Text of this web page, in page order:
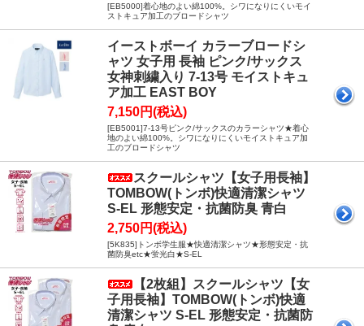
[EB5000]着心地のよい綿100%。シワになりにくいモイ
ストキュア加工のブロードシャツ
イーストボーイ カラーブロードシ
ャツ 女子用 長袖 ピンク/サックス
女神刺繍入り 7-13号 モイストキュ
ア加工 EAST BOY
7,150円(税込)
[EB5001]7-13号ピンク/サックスのカラーシャツ★着心
地のよい綿100%。シワになりにくいモイストキュア加
工のブロードシャツ
スクールシャツ【女子用長袖】
TOMBOW(トンボ)快適清潔シャツ
S-EL 形態安定・抗菌防臭 青白
2,750円(税込)
[5K835]トンボ学生服★快適清潔シャツ★形態安定・抗
菌防臭etc★蛍光白★S-EL
【2枚組】スクールシャツ【女
子用長袖】TOMBOW(トンボ)快適
清潔シャツ S-EL 形態安定・抗菌防